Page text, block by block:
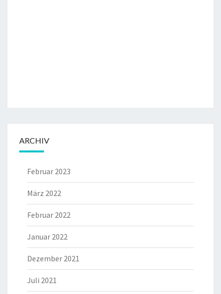
ARCHIV
Februar 2023
März 2022
Februar 2022
Januar 2022
Dezember 2021
Juli 2021